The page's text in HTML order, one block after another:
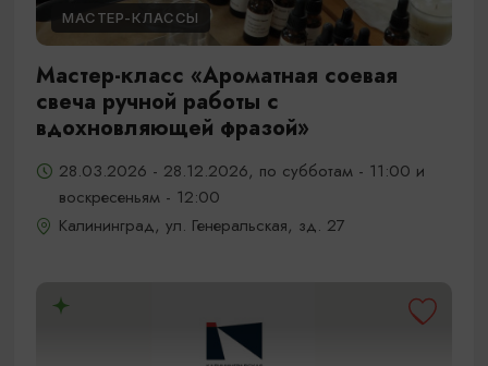
МАСТЕР-КЛАССЫ
Мастер-класс «Ароматная соевая
свеча ручной работы с
вдохновляющей фразой»
28.03.2026 - 28.12.2026, по субботам - 11:00 и
воскресеньям - 12:00
Калининград, ул. Генеральская, зд. 27